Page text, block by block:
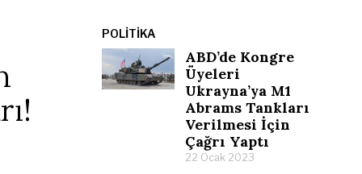
POLITIKA
ABD’de Kongre
Üyeleri
Ukrayna’ya M1
Abrams Tankları
Verilmesi İçin
Çağrı Yaptı
22 Ocak 2023